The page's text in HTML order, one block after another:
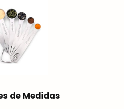
de Medidas